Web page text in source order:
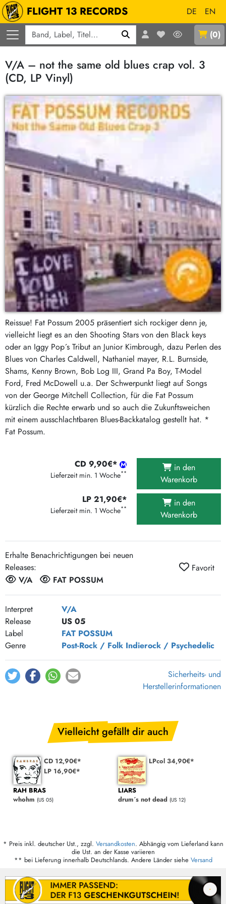
FLIGHT 13 RECORDS DE
EN
(0)
V/A – not the same old blues crap vol. 3
(CD, LP Vinyl)
Reissue! Fat Possum 2005 präsentiert sich rockiger denn je,
vielleicht liegt es an den Shooting Stars von den Black keys
oder an Iggy Pop´s Tribut an Junior Kimbrough, dazu Perlen des
Blues von Charles Caldwell, Nathaniel mayer, R.L. Burnside,
Shams, Kenny Brown, Bob Log III, Grand Pa Boy, T-Model
Ford, Fred McDowell u.a. Der Schwerpunkt liegt auf Songs
von der George Mitchell Collection, für die Fat Possum
kürzlich die Rechte erwarb und so auch die Zukunftsweichen
mit einem ausschlachtbaren Blues-Backkatalog gestellt hat. *
Fat Possum.
CD 9,90€*
Lieferzeit min. 1 Woche**
in den
Warenkorb
LP 21,90€*
Lieferzeit min. 1 Woche**
in den
Warenkorb
Erhalte Benachrichtigungen bei neuen
Releases:
V/A
FAT POSSUM
Favorit
Interpret
V/A
Release
US 05
Label
FAT POSSUM
Genre
Post-Rock / Folk Indierock / Psychedelic
Sicherheits- und
Herstellerinformationen
Vielleicht gefällt dir auch
CD 12,90€*
LP 16,90€*
RAH BRAS
whohm (US 05)
LPcol 34,90€*
LIARS
drum´s not dead (US 12)
* Preis inkl. deutscher Ust., zzgl. Versandkosten. Abhängig vom Lieferland kann
die Ust. an der Kasse variieren
** bei Lieferung innerhalb Deutschlands. Andere Länder siehe Versand